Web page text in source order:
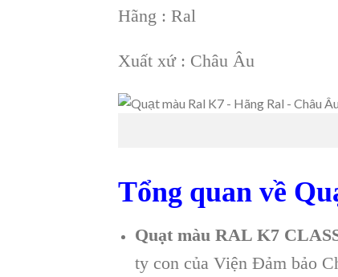
Hãng : Ral
Xuất xứ : Châu Âu
Tổng quan về
Quạt màu RAL K7
ty con của Viện Đảm bảo